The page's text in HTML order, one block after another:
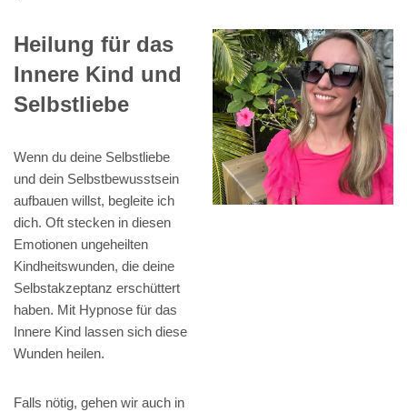
Heilung für das
Innere Kind und
Selbstliebe
Wenn du deine Selbstliebe
und dein Selbstbewusstsein
aufbauen willst, begleite ich
dich. Oft stecken in diesen
Emotionen ungeheilten
Kindheitswunden, die deine
Selbstakzeptanz erschüttert
haben. Mit Hypnose für das
Innere Kind lassen sich diese
Wunden heilen.
Falls nötig, gehen wir auch in